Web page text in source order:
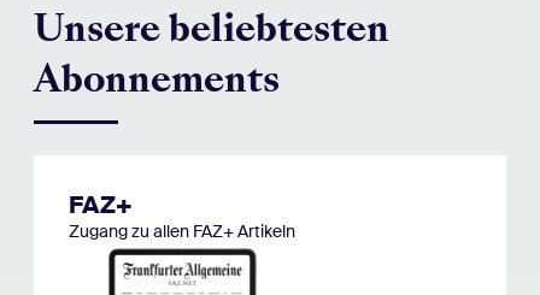
Unsere beliebtesten
Abonnements
FAZ+
Zugang zu allen FAZ+ Artikeln